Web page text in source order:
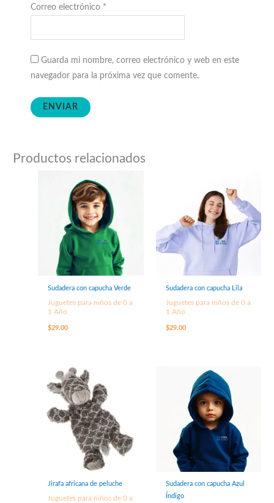
Correo electrónico *
Guarda mi nombre, correo electrónico y web en este
navegador para la próxima vez que comente.
Productos relacionados
Sudadera con capucha Verde
Juguetes para niños de 0 a
1 Año
$29.00
Sudadera con capucha Lila
Juguetes para niños de 0 a
1 Año
$29.00
Jirafa africana de peluche
Juguetes para niños de 0 a
Sudadera con capucha Azul
Índigo